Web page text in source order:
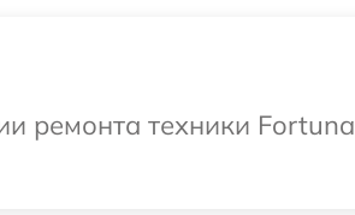
ремонта техники